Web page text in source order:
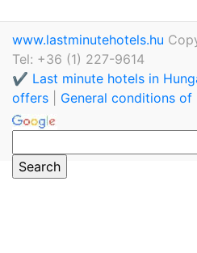
www.lastminutehotels.hu
Tel: +36 (1) 227-9614
✔️ Last minute hotels in
offers
General conditions of